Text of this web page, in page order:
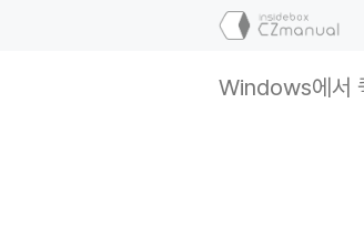
Windows에서